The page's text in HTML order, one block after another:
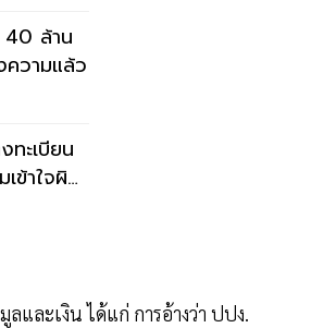
40 ล้าน
ความแล้ว
ทะเบียน
ข้าใจผิด
ละเงิน ได้แก่ การอ้างว่า ปปง.